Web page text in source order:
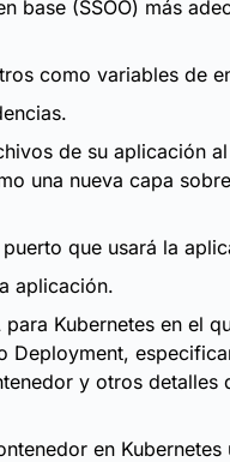
base (SSOO) más
como variables de
de su aplicación al
una nueva capa
que usará la
aplicación.
para Kubernetes en el
Deployment,
y otros detalles
en Kubernetes